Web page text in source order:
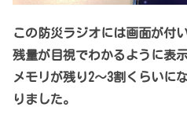
この防災ラジオには画面が付
残量が目視でわかるように表
メモリが残り2～3割くらいに
りました。